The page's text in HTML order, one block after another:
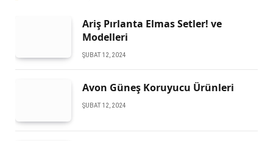
Ariş Pırlanta Elmas Setler! ve
Modelleri
ŞUBAT 12, 2024
Avon Güneş Koruyucu Ürünleri
ŞUBAT 12, 2024